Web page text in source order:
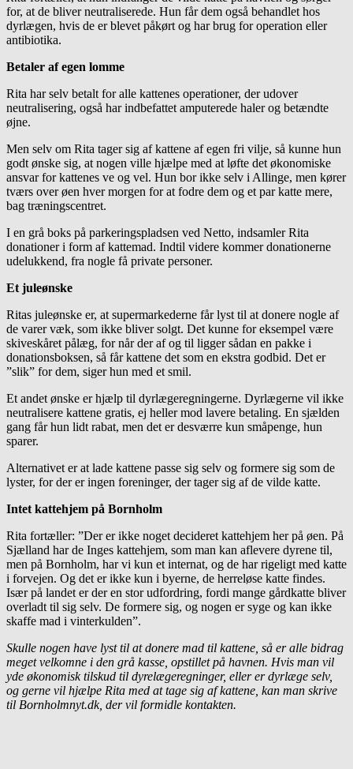
for, at de bliver neutraliserede. Hun får dem også behandlet hos
dyrlægen, hvis de er blevet påkørt og har brug for operation eller
antibiotika.
Betaler af egen lomme
Rita har selv betalt for alle kattenes operationer, der udover
neutralisering, også har indbefattet amputerede haler og betændte
øjne.
Men selv om Rita tager sig af kattene af egen fri vilje, så kunne hun
godt ønske sig, at nogen ville hjælpe med at løfte det økonomiske
ansvar for kattenes ve og vel. Hun bor ikke selv i Allinge, men kører
tværs over øen hver morgen for at fodre dem og et par katte mere,
bag træningscentret.
I en grå boks på parkeringspladsen ved Netto, indsamler Rita
donationer i form af kattemad. Indtil videre kommer donationerne
udelukkend, fra nogle få private personer.
Et juleønske
Ritas juleønske er, at supermarkederne får lyst til at donere nogle af
de varer væk, som ikke bliver solgt. Det kunne for eksempel være
skiveskåret pålæg, for når der af og til ligger sådan en pakke i
donationsboksen, så får kattene det som en ekstra godbid. Det er
”slik” for dem, siger hun med et smil.
Et andet ønske er hjælp til dyrlægeregningerne. Dyrlægerne vil ikke
neutralisere kattene gratis, ej heller mod lavere betaling. En sjælden
gang får hun lidt rabat, men det er desværre kun småpenge, hun
sparer.
Alternativet er at lade kattene passe sig selv og formere sig som de
lyster, for der er ingen foreninger, der tager sig af de vilde katte.
Intet kattehjem på Bornholm
Rita fortæller: ”Der er ikke noget decideret kattehjem her på øen. På
Sjælland har de Inges kattehjem, som man kan aflevere dyrene til,
men på Bornholm, har vi kun et internat, og de har rigeligt med katte
i forvejen. Og det er ikke kun i byerne, de herreløse katte findes.
Især på landet er der en stor udfordring, fordi mange gårdkatte bliver
overladt til sig selv. De formere sig, og nogen er syge og kan ikke
skaffe mad i vinterkulden”.
Skulle nogen have lyst til at donere mad til kattene, så er alle bidrag
meget velkomne i den grå kasse, opstillet på havnen. Hvis man vil
yde økonomisk tilskud til dyrelægeregninger, eller er dyrlæge selv,
og gerne vil hjælpe Rita med at tage sig af kattene, kan man skrive
til Bornholmnyt.dk, der vil formidle kontakten.